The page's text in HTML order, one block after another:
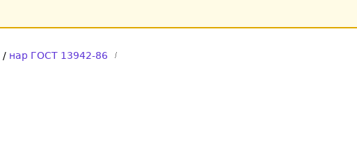
/ нар ГОСТ 13942-86